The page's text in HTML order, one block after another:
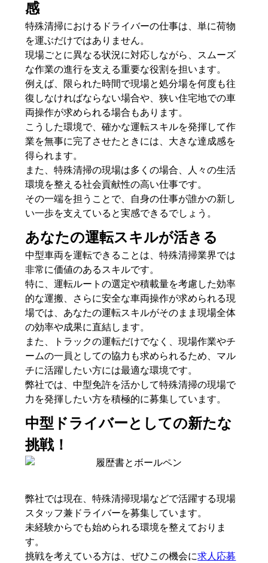
感
特殊清掃におけるドライバーの仕事は、単に荷物
を運ぶだけではありません。
現場ごとに異なる状況に対応しながら、スムーズ
な作業の進行を支える重要な役割を担います。
例えば、限られた時間で現場と処分場を何度も往
復しなければならない場合や、狭い住宅地での車
両操作が求められる場合もあります。
こうした環境で、確かな運転スキルを発揮して作
業を無事に完了させたときには、大きな達成感を
得られます。
また、特殊清掃の現場は多くの場合、人々の生活
環境を整える社会貢献性の高い仕事です。
その一端を担うことで、自身の仕事が誰かの新し
い一歩を支えていると実感できるでしょう。
あなたの運転スキルが活きる
中型車両を運転できることは、特殊清掃業界では
非常に価値のあるスキルです。
特に、運転ルートの選定や積載量を考慮した効率
的な運搬、さらに安全な車両操作が求められる現
場では、あなたの運転スキルがそのまま現場全体
の効率や成果に直結します。
また、トラックの運転だけでなく、現場作業やチ
ームの一員としての協力も求められるため、マル
チに活躍したい方には最適な環境です。
弊社では、中型免許を活かして特殊清掃の現場で
力を発揮したい方を積極的に募集しています。
中型ドライバーとしての新たな
挑戦！
弊社では現在、特殊清掃現場などで活躍する現場
スタッフ兼ドライバーを募集しています。
未経験からでも始められる環境を整えておりま
す。
挑戦を考えている方は、ぜひこの機会に求人応募